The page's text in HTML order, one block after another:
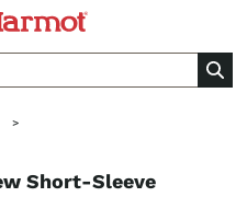
>
Short-Sleeve